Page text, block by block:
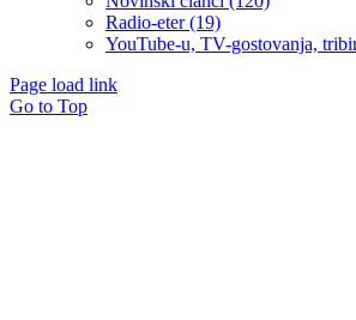
Radio-eter (19)
YouTube-u, TV-gostovanja,
Page load link
Go to Top